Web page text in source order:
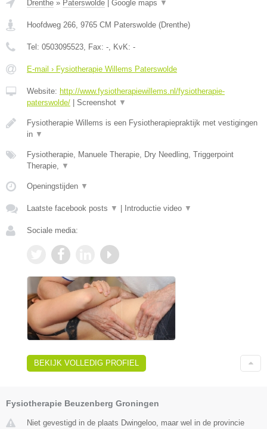
Drenthe » Paterswolde Google maps ▼
Hoofdweg 266, 9765 CM Paterswolde (Drenthe)
Tel: 0503095523, Fax: -, KvK: -
E-mail › Fysiotherapie Willems Paterswolde
Website: http://www.fysiotherapiewillems.nl/fysiotherapie-
paterswolde/
Screenshot ▼
Fysiotherapie Willems is een Fysiotherapiepraktijk met vestigingen
in ▼
Fysiotherapie, Manuele Therapie, Dry Needling, Triggerpoint
Therapie, ▼
Openingstijden ▼
Laatste facebook posts ▼ Introductie video ▼
Sociale media:
BEKIJK VOLLEDIG PROFIEL
Fysiotherapie Beuzenberg Groningen
Niet gevestigd in de plaats Dwingeloo, maar wel in de provincie